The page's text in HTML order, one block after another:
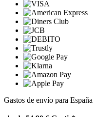
Gastos de envío para España